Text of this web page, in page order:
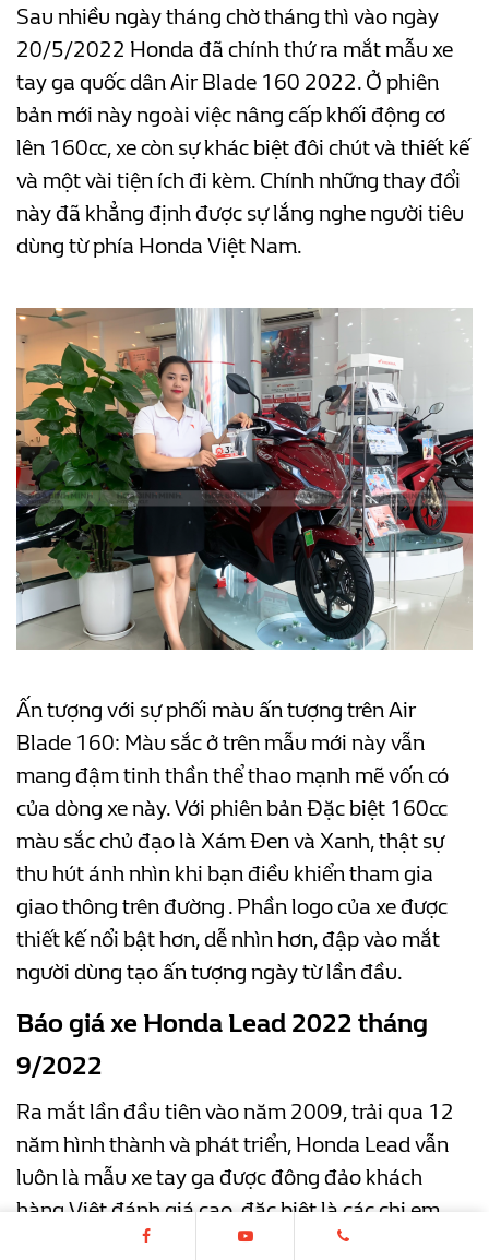
Sau nhiều ngày tháng chờ tháng thì vào ngày
20/5/2022 Honda đã chính thứ ra mắt mẫu xe
tay ga quốc dân Air Blade 160 2022. Ở phiên
bản mới này ngoài việc nâng cấp khối động cơ
lên 160cc, xe còn sự khác biệt đôi chút và thiết kế
và một vài tiện ích đi kèm. Chính những thay đổi
này đã khẳng định được sự lắng nghe người tiêu
dùng từ phía Honda Việt Nam.
Ấn tượng với sự phối màu ấn tượng trên Air
Blade 160: Màu sắc ở trên mẫu mới này vẫn
mang đậm tinh thần thể thao mạnh mẽ vốn có
của dòng xe này. Với phiên bản Đặc biệt 160cc
màu sắc chủ đạo là Xám Đen và Xanh, thật sự
thu hút ánh nhìn khi bạn điều khiển tham gia
giao thông trên đường . Phần logo của xe được
thiết kế nổi bật hơn, dễ nhìn hơn, đập vào mắt
người dùng tạo ấn tượng ngày từ lần đầu.
Báo giá xe Honda Lead 2022 tháng
9/2022
Ra mắt lần đầu tiên vào năm 2009, trải qua 12
năm hình thành và phát triển, Honda Lead vẫn
luôn là mẫu xe tay ga được đông đảo khách
hàng Việt đánh giá cao, đặc biệt là các chị em